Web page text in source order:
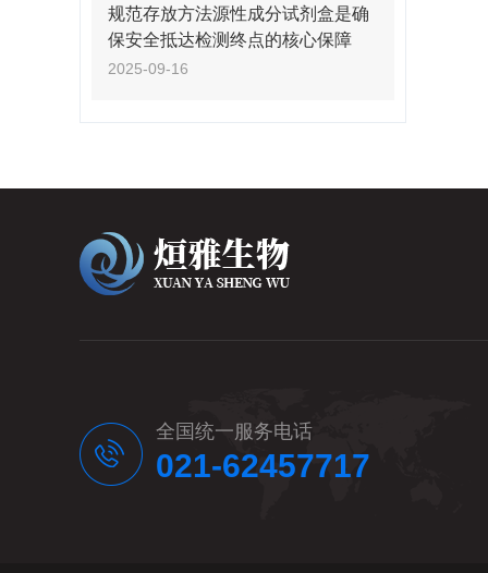
规范存放方法源性成分试剂盒是确
保安全抵达检测终点的核心保障
2025-09-16
全国统一服务电话
021-62457717